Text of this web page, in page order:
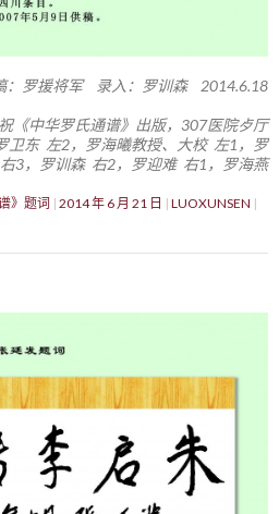
：罗援将军 录入：罗训森 2014.6.18
《中华罗氏通谱》出版，307医院歺厅
卫东 左2，罗海曦教授、大校 左1，罗
3，罗训森 右2，罗迎难 右1，罗海燕
》题词 2014 年 6 月 21 日
LUOXUNSEN